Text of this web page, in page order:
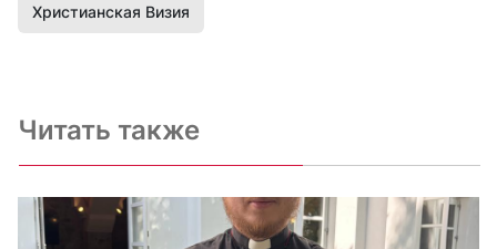
Христианская Визия
Читать также